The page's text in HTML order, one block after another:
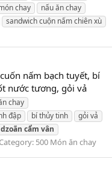
chay
nấu ăn chay
sandwich cuộn nấm chiên xù
nấm bạch tuyết, bí
nước tương, gỏi vả
chay
đập bí thủy tinh
gỏi vả
dzoãn cẩm vân
Category: 500 Món ăn chay